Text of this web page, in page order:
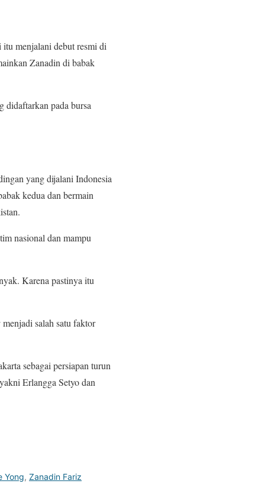
menjalani debut resmi di
Zanadin di babak
didaftarkan pada bursa
yang dijalani Indonesia
kedua dan bermain
nasional dan mampu
Karena pastinya itu
salah satu faktor
sebagai persiapan turun
Erlangga Setyo dan
Yong, Zanadin Fariz